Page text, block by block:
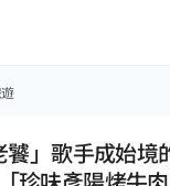
饕」歌手成始境